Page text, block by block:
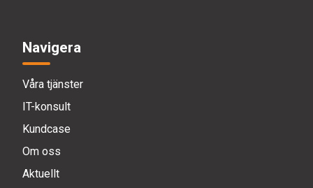
Navigera
Våra tjänster
IT-konsult
Kundcase
Om oss
Aktuellt